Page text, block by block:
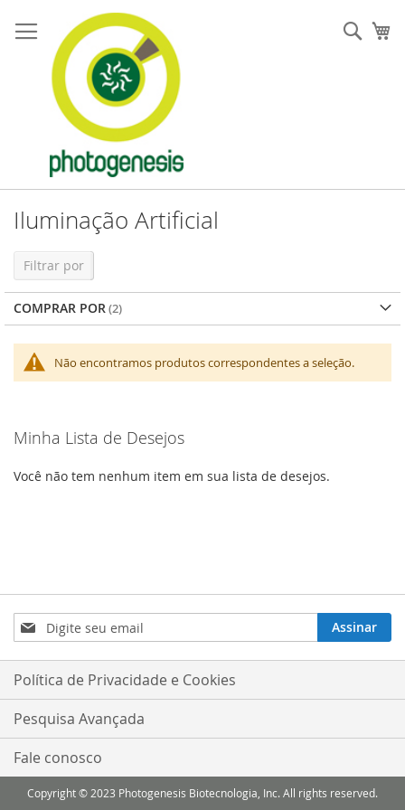
para
o
conteúdo
Iluminação Artificial
Não encontramos produtos correspondentes a seleção.
Filtrar por
COMPRAR POR
Minha Lista de Desejos
Você não tem nenhum item em sua lista de desejos.
Inscreva-
se
na
nossa
Assinar
Política de Privacidade e Cookies
Pesquisa Avançada
Fale conosco
Copyright © 2023 Photogenesis Biotecnologia, Inc. All rights reserved.